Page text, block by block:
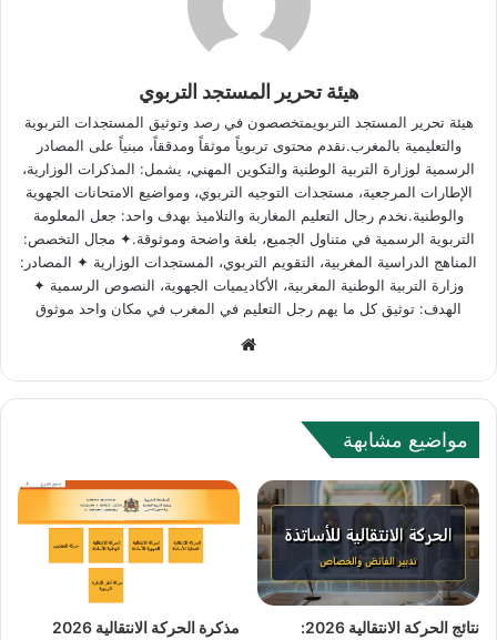
هيئة تحرير المستجد التربوي
هيئة تحرير المستجد التربويمتخصصون في رصد وتوثيق المستجدات التربوية
والتعليمية بالمغرب.نقدم محتوى تربوياً موثقاً ومدققاً، مبنياً على المصادر
الرسمية لوزارة التربية الوطنية والتكوين المهني، يشمل: المذكرات الوزارية،
الإطارات المرجعية، مستجدات التوجيه التربوي، ومواضيع الامتحانات الجهوية
والوطنية.نخدم رجال التعليم المغاربة والتلاميذ بهدف واحد: جعل المعلومة
التربوية الرسمية في متناول الجميع، بلغة واضحة وموثوقة.✦ مجال التخصص:
المناهج الدراسية المغربية، التقويم التربوي، المستجدات الوزارية ✦ المصادر:
وزارة التربية الوطنية المغربية، الأكاديميات الجهوية، النصوص الرسمية ✦
الهدف: توثيق كل ما يهم رجل التعليم في المغرب في مكان واحد موثوق
b
مواضيع مشابهة
نتائج الحركة الانتقالية 2026:
مذكرة الحركة الانتقالية 2026